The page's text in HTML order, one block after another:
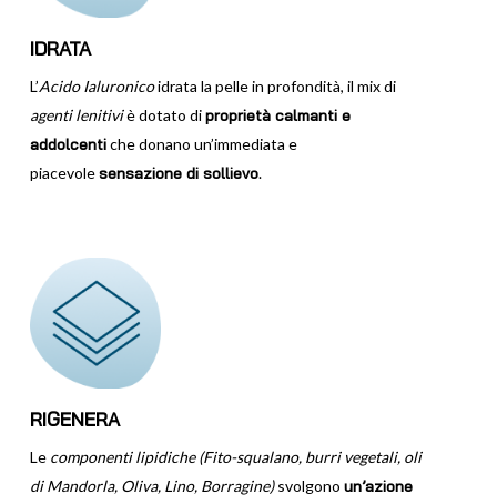
IDRATA
L’Acido Ialuronicoidrata la pelle in profondità, il mix di
agenti lenitiviè dotato diproprietà calmanti e
addolcentiche donano un’immediata e
piacevolesensazione di sollievo.
RIGENERA
Le componenti lipidiche (Fito-squalano, burri vegetali, oli
di Mandorla, Oliva, Lino, Borragine)svolgono un’azione